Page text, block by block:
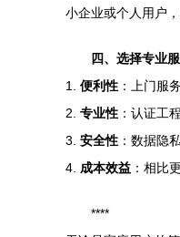
小企业或个人用户
四、选择专业
1. 便利性 ：上门服
2. 专业性 ：认证工
3. 安全性 ：数据隐
4. 成本效益 ：相比
****